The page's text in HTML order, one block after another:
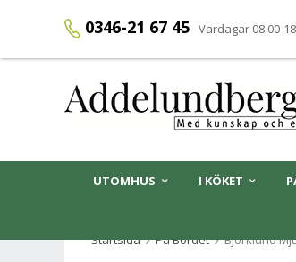
0346-21 67 45 Vardagar 08.00-
UTOMHUS I KÖKET
Startsida
På Bordet Björklund